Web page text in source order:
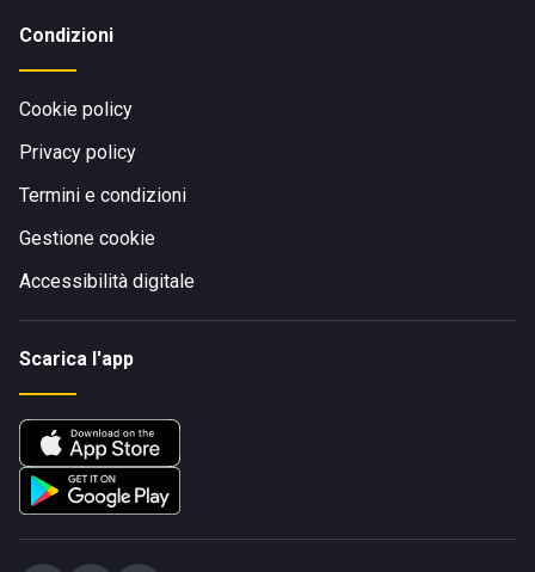
Condizioni
Cookie policy
Privacy policy
Termini e condizioni
Gestione cookie
Accessibilità digitale
Scarica l'app